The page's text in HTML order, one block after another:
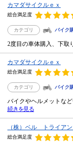
カマダサイクルｅｘ
総合満足度
カテゴリ バイク
2度目の車体購入、下取
カマダサイクルｅｘ
総合満足度
カテゴリ バイク
バイクやヘルメットな
続きを見る
（株）ベル トライア
総合満足度